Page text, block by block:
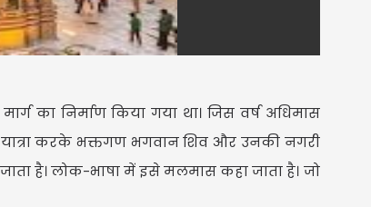
का निर्माण किया गया था। जिस वर्ष अधिमास
यात्रा करके भक्तगण भगवान शिव और उनकी नगरी
है। लोक-भाषा में इसे मलमास कहा जाता है। जो